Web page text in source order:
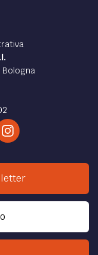
Bologna